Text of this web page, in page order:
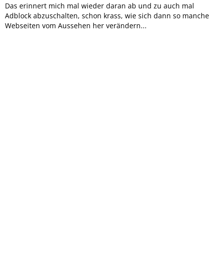
Das erinnert mich mal wieder daran ab und zu auch mal
Adblock abzuschalten, schon krass, wie sich dann so manche
Webseiten vom Aussehen her verändern...